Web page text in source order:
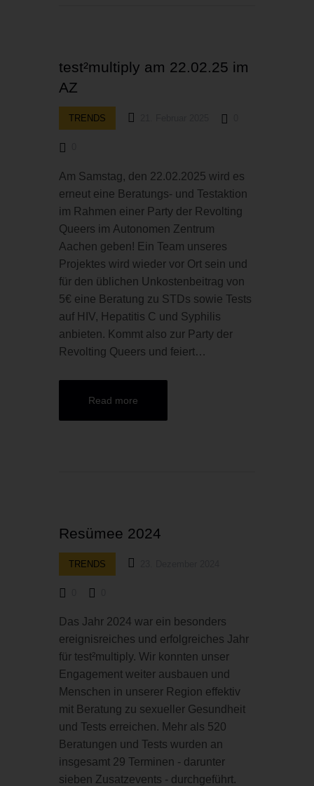
test²multiply am 22.02.25 im
AZ
TRENDS
Am Samstag, den 22.02.2025 wird es
erneut eine Beratungs- und Testaktion
im Rahmen einer Party der Revolting
Queers im Autonomen Zentrum
Aachen geben! Ein Team unseres
Projektes wird wieder vor Ort sein und
für den üblichen Unkostenbeitrag von
5€ eine Beratung zu STDs sowie Tests
auf HIV, Hepatitis C und Syphilis
anbieten. Kommt also zur Party der
Revolting Queers und feiert…
Read more
Resümee 2024
TRENDS
Das Jahr 2024 war ein besonders
ereignisreiches und erfolgreiches Jahr
für test²multiply. Wir konnten unser
Engagement weiter ausbauen und
Menschen in unserer Region effektiv
mit Beratung zu sexueller Gesundheit
und Tests erreichen. Mehr als 520
Beratungen und Tests wurden an
insgesamt 29 Terminen - darunter
sieben Zusatzevents - durchgeführt.